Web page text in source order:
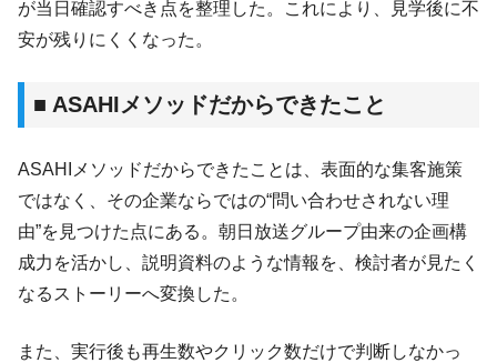
が当日確認すべき点を整理した。これにより、見学後に不
安が残りにくくなった。
■ ASAHIメソッドだからできたこと
ASAHIメソッドだからできたことは、表面的な集客施策
ではなく、その企業ならではの“問い合わせされない理
由”を見つけた点にある。朝日放送グループ由来の企画構
成力を活かし、説明資料のような情報を、検討者が見たく
なるストーリーへ変換した。
また、実行後も再生数やクリック数だけで判断しなかっ